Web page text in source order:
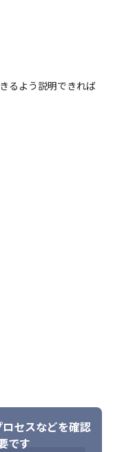
るよう説明できれば
セスなどを確認
です